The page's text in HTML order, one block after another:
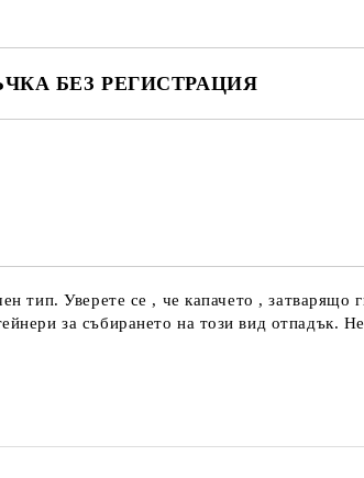
БЕЗ РЕГИСТРАЦИЯ
тип. Уверете се , че капачето , затварящо
за събирането на този вид отпадък.